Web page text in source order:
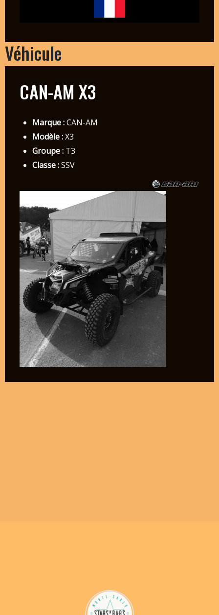
Véhicule
CAN-AM X3
Marque :CAN-AM
Modèle :X3
Groupe :T3
Classe :SSV